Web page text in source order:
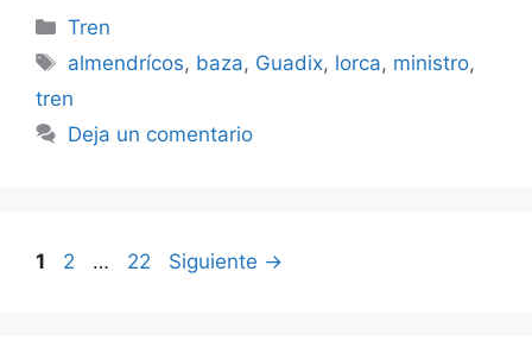
Categorías
Tren
Etiquetas
almendrícos, baza, Guadix, lorca, ministro,
tren
Deja un comentario
Página
1 Página
2 … Página
22 Siguiente →